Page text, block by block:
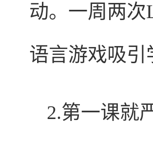
动。一周两次
语言游戏吸引
2.第一课就